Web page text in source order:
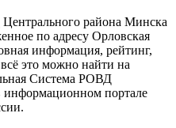
района Минска
по адресу Орловская
информация, рейтинг,
это можно найти на
Система РОВД
информационном портале